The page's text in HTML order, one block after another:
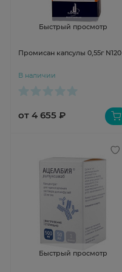
Быстрый просмотр
Промисан капсулы 0,55г N120
В наличии
от 4 655 ₽
Быстрый просмотр